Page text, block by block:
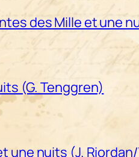
des Mille et une
(G. Tenggren)
une nuits (J.